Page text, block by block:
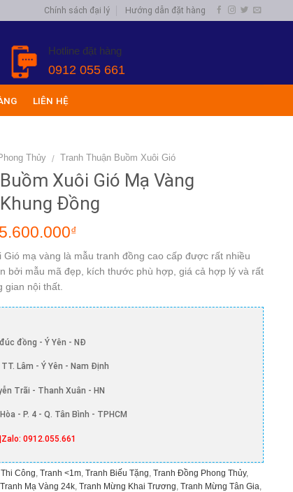
Chính sách đại lý Hướng dẫn đặt hàng
Hotline đặt hàng
0912 055 661
LIÊN HỆ
Thủy / Tranh Thuận Buồm Xuôi Gió
Xuôi Gió Mạ Vàng
Đồng
₫
Gió mạ vàng là mẫu tranh đồng cao cấp được rất nhiều
bởi mẫu mã đẹp, kích thước phù hợp, giá cả hợp lý và rất
gian nội thất.
đồng - Ý Yên - NĐ
TT. Lâm - Ý Yên - Nam Định
Trãi - Thanh Xuân - HN
- P. 4 - Q. Tân Bình - TPHCM
|Zalo: 0912.055.661
Công Tranh <1m Tranh Biếu Tặng Tranh Đồng Phong Thủy,
Tranh Mạ Vàng 24k Tranh Mừng Khai Trương Tranh Mừng Tân Gia